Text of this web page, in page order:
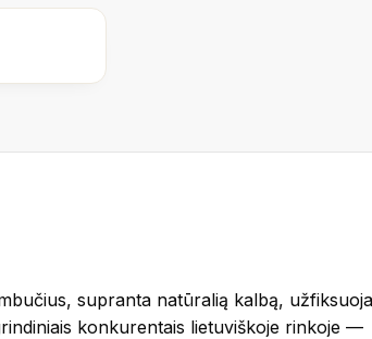
supranta natūralią kalbą, užfiksuoja
konkurentais lietuviškoje rinkoje —